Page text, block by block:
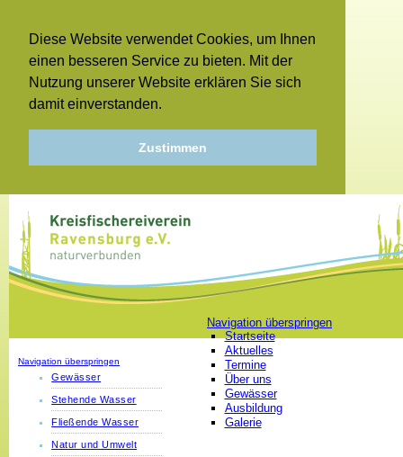
Diese Website verwendet Cookies, um Ihnen
einen besseren Service zu bieten. Mit der
Nutzung unserer Website erklären Sie sich
damit einverstanden.
Zustimmen
Navigation überspringen
Startseite
Aktuelles
Termine
Über uns
Gewässer
Ausbildung
Galerie
Navigation überspringen
Gewässer
Stehende Wasser
Fließende Wasser
Natur und Umwelt